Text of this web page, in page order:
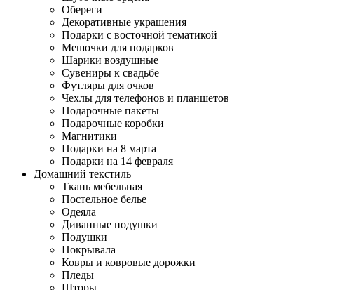
Обереги
Декоративные украшения
Подарки с восточной тематикой
Мешочки для подарков
Шарики воздушные
Сувениры к свадьбе
Футляры для очков
Чехлы для телефонов и планшетов
Подарочные пакеты
Подарочные коробки
Магнитики
Подарки на 8 марта
Подарки на 14 февраля
Домашний текстиль
Ткань мебельная
Постельное белье
Одеяла
Диванные подушки
Подушки
Покрывала
Ковры и ковровые дорожки
Пледы
Шторы